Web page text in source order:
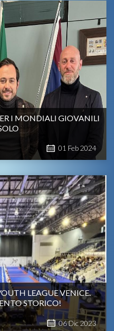
I MONDIALI GIOVANILI
01 Feb 2024
LEAGUE VENICE.
STORICO!
06Dic2023